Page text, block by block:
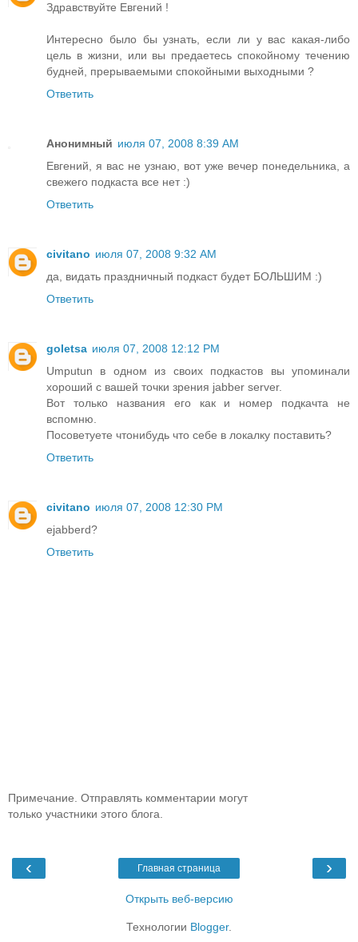
Здравствуйте Евгений !
Интересно было бы узнать, если ли у вас какая-либо
цель в жизни, или вы предаетесь спокойному течению
будней, прерываемыми спокойными выходными ?
Ответить
Анонимный июля 07, 2008 8:39 AM
Евгений, я вас не узнаю, вот уже вечер понедельника, а
свежего подкаста все нет :)
Ответить
civitano июля 07, 2008 9:32 AM
да, видать праздничный подкаст будет БОЛЬШИМ :)
Ответить
goletsa июля 07, 2008 12:12 PM
Umputun в одном из своих подкастов вы упоминали
хороший с вашей точки зрения jabber server.
Вот только названия его как и номер подкачта не
вспомню.
Посоветуете чтонибудь что себе в локалку поставить?
Ответить
civitano июля 07, 2008 12:30 PM
ejabberd?
Ответить
Примечание. Отправлять комментарии могут
только участники этого блога.
‹ ›
Главная страница
Открыть веб-версию
Технологии Blogger.